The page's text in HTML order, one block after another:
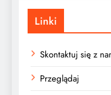
Linki
Skontaktuj się z
Przeglądaj